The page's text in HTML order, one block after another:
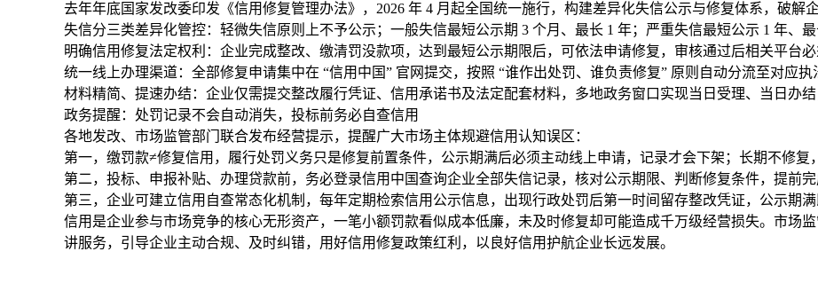
去年年底国家发改委印发《信用修复管理办法》，2026 年 4 月起全国统一施行，构建差异化失信公示与修复体系，破解
失信分三类差异化管控：轻微失信原则上不予公示；一般失信最短公示期 3 个月、最长 1 年；严重失信最短公示 1 年、最
明确信用修复法定权利 ：企业完成整改、缴清罚没款项，达到最短公示期限后，可依法申请修复，审核通过后相关平台必
统一线上办理渠道：全部修复申请集中在 “信用中国” 官网提交，按照 “谁作出处罚、谁负责修复” 原则自动分流至对应执
材料精简、提速办结 ：企业仅需提交整改履行凭证、信用承诺书及法定配套材料，多地政务窗口实现当日受理、当日办结
政务提醒：处罚记录不会自动消失，投标前务必自查信用
各地发改、市场监管部门联合发布经营提示，提醒广大市场主体规避信用认知误区：
第一， 缴罚款≠修复信用 ，履行处罚义务只是修复前置条件，公示期满后必须主动线上申请，记录才会下架；长期不修复
第二，投标、申报补贴、办理贷款前，务必登录信用中国查询企业全部失信记录，核对公示期限、判断修复条件，提前
第三，企业可建立信用自查常态化机制，每年定期检索信用公示信息，出现行政处罚后第一时间留存整改凭证，公示期满
信用是企业参与市场竞争的核心无形资产，一笔小额罚款看似成本低廉，未及时修复却可能造成千万级经营损失。市场
讲服务，引导企业主动合规、及时纠错，用好信用修复政策红利，以良好信用护航企业长远发展。